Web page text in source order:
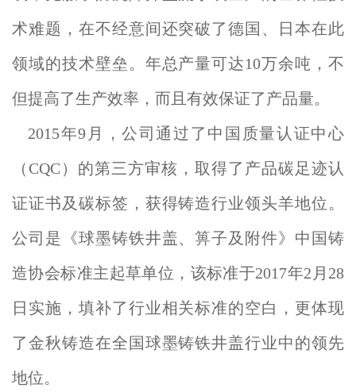
术难题，在不经意间还突破了德国、日本在此
领域的技术壁垒。年总产量可达10万余吨，不
但提高了生产效率，而且有效保证了产品量。
2015年9月，公司通过了中国质量认证中心
（CQC）的第三方审核，取得了产品碳足迹认
证证书及碳标签，获得铸造行业领头羊地位。
公司是《球墨铸铁井盖、箅子及附件》中国铸
造协会标准主起草单位，该标准于2017年2月28
日实施，填补了行业相关标准的空白，更体现
了金秋铸造在全国球墨铸铁井盖行业中的领先
地位。